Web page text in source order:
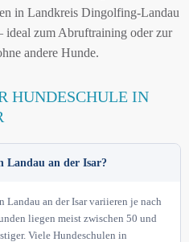
in Landkreis Dingolfing-Landau
ideal zum Abruftraining oder zur
andere Hunde.
HUNDESCHULE IN
Landau an der Isar?
an der Isar variieren je nach
liegen meist zwischen 50 und
Viele Hundeschulen in